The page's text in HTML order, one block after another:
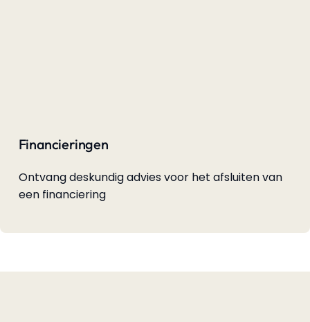
Financieringen
Ontvang deskundig advies voor het afsluiten van
een financiering